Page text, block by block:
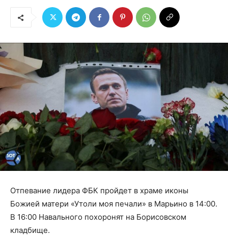
Отпевание лидера ФБК пройдет в храме иконы
Божией матери «Утоли моя печали» в Марьино в 14:00.
В 16:00 Навального похоронят на Борисовском
кладбище.